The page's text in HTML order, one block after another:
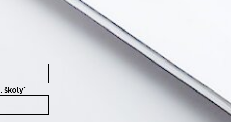
stredných škôl aj prioritu (poradové číslo školy uvedenej na prihláške).
školy*